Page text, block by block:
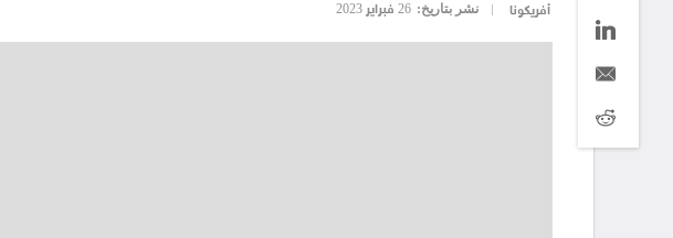
أفريكونا نشر بتاريخ: 26 فبراير 2023